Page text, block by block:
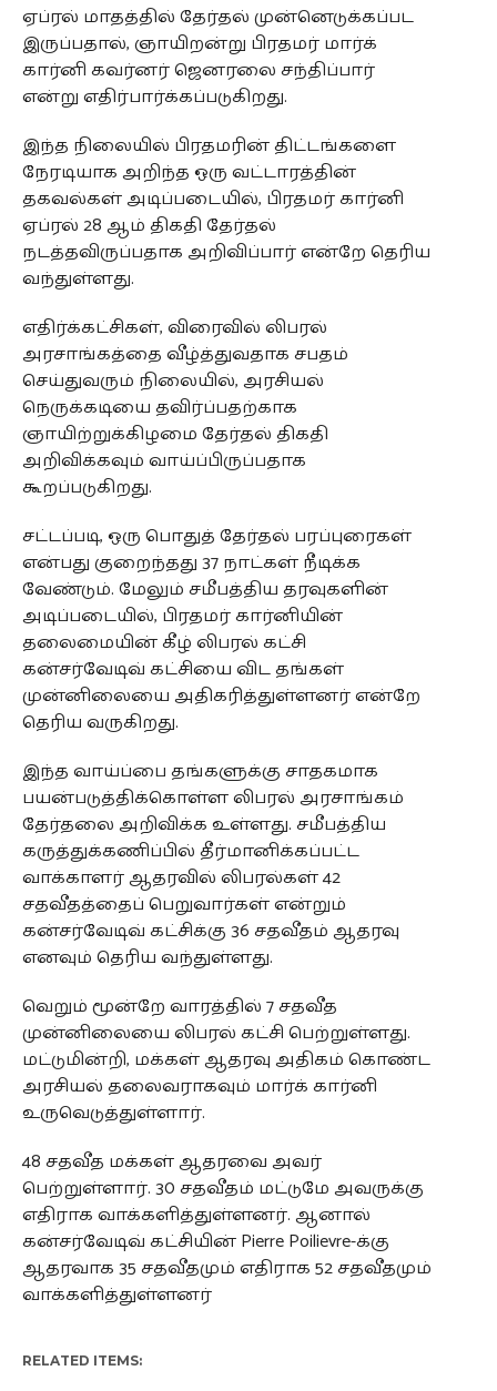
ஏப்ரல் மாதத்தில் தேர்தல் முன்னெடுக்கப்பட
இருப்பதால், ஞாயிறன்று பிரதமர் மார்க்
கார்னி கவர்னர் ஜெனரலை சந்திப்பார்
என்று எதிர்பார்க்கப்படுகிறது.
இந்த நிலையில் பிரதமரின் திட்டங்களை
நேரடியாக அறிந்த ஒரு வட்டாரத்தின்
தகவல்கள் அடிப்படையில், பிரதமர் கார்னி
ஏப்ரல் 28 ஆம் திகதி தேர்தல்
நடத்தவிருப்பதாக அறிவிப்பார் என்றே தெரிய
வந்துள்ளது.
எதிர்க்கட்சிகள், விரைவில் லிபரல்
அரசாங்கத்தை வீழ்த்துவதாக சபதம்
செய்துவரும் நிலையில், அரசியல்
நெருக்கடியை தவிர்ப்பதற்காக
ஞாயிற்றுக்கிழமை தேர்தல் திகதி
அறிவிக்கவும் வாய்ப்பிருப்பதாக
கூறப்படுகிறது.
சட்டப்படி, ஒரு பொதுத் தேர்தல் பரப்புரைகள்
என்பது குறைந்தது 37 நாட்கள் நீடிக்க
வேண்டும். மேலும் சமீபத்திய தரவுகளின்
அடிப்படையில், பிரதமர் கார்னியின்
தலைமையின் கீழ் லிபரல் கட்சி
கன்சர்வேடிவ் கட்சியை விட தங்கள்
முன்னிலையை அதிகரித்துள்ளனர் என்றே
தெரிய வருகிறது.
இந்த வாய்ப்பை தங்களுக்கு சாதகமாக
பயன்படுத்திக்கொள்ள லிபரல் அரசாங்கம்
தேர்தலை அறிவிக்க உள்ளது. சமீபத்திய
கருத்துக்கணிப்பில் தீர்மானிக்கப்பட்ட
வாக்காளர் ஆதரவில் லிபரல்கள் 42
சதவீதத்தைப் பெறுவார்கள் என்றும்
கன்சர்வேடிவ் கட்சிக்கு 36 சதவீதம் ஆதரவு
எனவும் தெரிய வந்துள்ளது.
வெறும் மூன்றே வாரத்தில் 7 சதவீத
முன்னிலையை லிபரல் கட்சி பெற்றுள்ளது.
மட்டுமின்றி, மக்கள் ஆதரவு அதிகம் கொண்ட
அரசியல் தலைவராகவும் மார்க் கார்னி
உருவெடுத்துள்ளார்.
48 சதவீத மக்கள் ஆதரவை அவர்
பெற்றுள்ளார். 30 சதவீதம் மட்டுமே அவருக்கு
எதிராக வாக்களித்துள்ளனர். ஆனால்
கன்சர்வேடிவ் கட்சியின் Pierre Poilievre-க்கு
ஆதரவாக 35 சதவீதமும் எதிராக 52 சதவீதமும்
வாக்களித்துள்ளனர்
RELATED ITEMS: